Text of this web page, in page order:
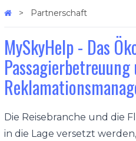
Partnerschaft
MySkyHelp - Das
Passagierbetreuung
Die Reisebranche und die
in die Lage versetzt